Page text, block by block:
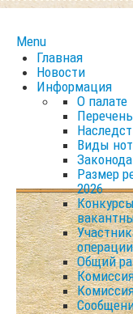
Menu
Главная
Новости
Информация
О палате
Виды
Размер
2026
операции
Общий